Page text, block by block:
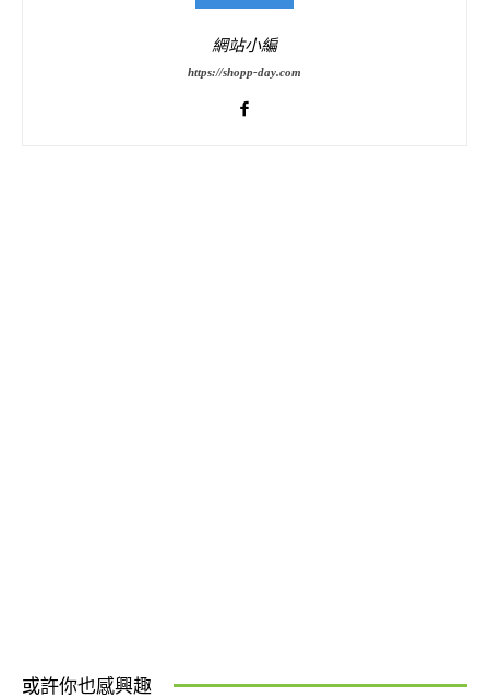
網站小編
https://shopp-day.com
或許你也感興趣